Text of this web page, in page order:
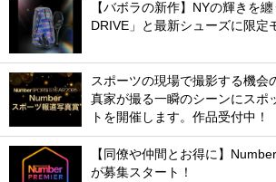
【バボラの新作】NYの輝きを
DRIVE」と最新シューズに限定
スポーツの現場で撮影する機会
真家が撮る一瞬のシーンにスポ
トを開催します。作品受付中！
【同僚や仲間とお得に】
が募集スタート！